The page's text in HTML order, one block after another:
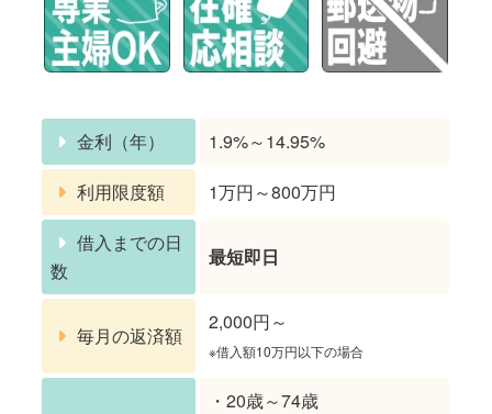
金利（年）
1.9%～14.95%
利用限度額
1万円～800万円
借入までの日
数
最短即日
毎月の返済額
2,000円～
※借入額10万円以下の場合
・20歳～74歳